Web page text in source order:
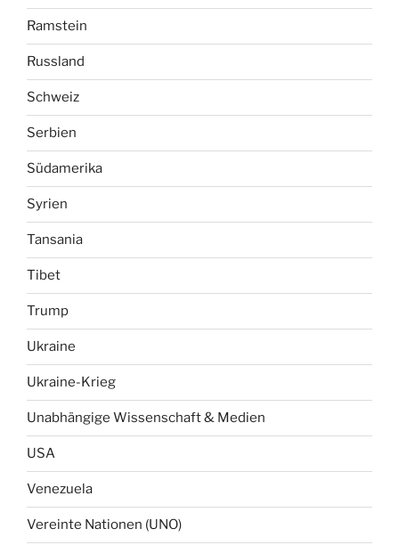
Ramstein
Russland
Schweiz
Serbien
Südamerika
Syrien
Tansania
Tibet
Trump
Ukraine
Ukraine-Krieg
Unabhängige Wissenschaft & Medien
USA
Venezuela
Vereinte Nationen (UNO)